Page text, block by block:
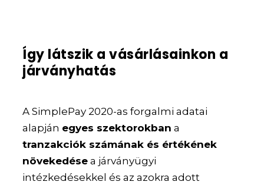
Így látszik a vásárlásainkon a
járványhatás
A SimplePay 2020-as forgalmi adatai
alapján egyes szektorokban a
tranzakciók számának és értékének
növekedése a járványügyi
intézkedésekkel és az azokra adott